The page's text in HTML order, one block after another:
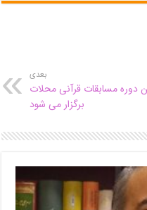
بعدی
دوره مسابقات قرآنی محلات
برگزار می شود